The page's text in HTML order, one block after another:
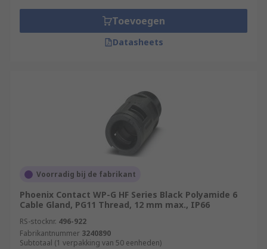
Toevoegen
Datasheets
Voorradig bij de fabrikant
Phoenix Contact WP-G HF Series Black Polyamide 6
Cable Gland, PG11 Thread, 12 mm max., IP66
RS-stocknr. 496-922
Fabrikantnummer 3240890
Subtotaal (1 verpakking van 50 eenheden)